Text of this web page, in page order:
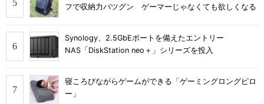
フで収納力バツグン ゲーマーじゃなくても欲しくなる
Synology、2.5GbEポートを備えたエントリー
NAS「DiskStation neo＋」シリーズを投入
寝ころびながらゲームができる「ゲーミングロングピロ
ー」